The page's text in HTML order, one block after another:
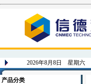
2026年8月8日 星期六
产品分类